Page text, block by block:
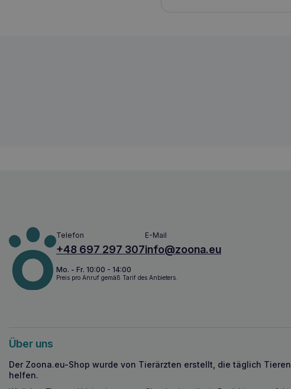
Telefon
+48 697 297 307
E-Mail
info@zoona.eu
Mo. - Fr. 10:00 - 14:00
Preis pro Anruf gemäß Tarif des Anbieters.
Über uns
Der Zoona.eu-Shop wurde von Tierärzten erstellt, die täglich Tieren
helfen.